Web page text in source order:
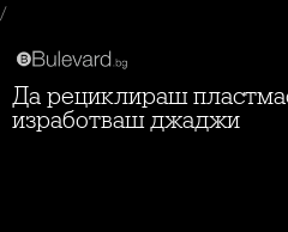
/
Да рециклираш пластмасови бутилки и да
изработваш джаджи